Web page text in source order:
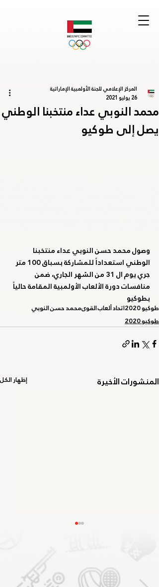
محمد النوبي عداء منتخبنا الوطني
يصل إلى طوكيو
المركز الإعلامي للجنة الأولمبية الإماراتية
26 يوليو 2021
وصول محمد حسن النوبي عداء منتخبنا
الوطني استعداداً للمشاركة بسباق 100 متر
جري يوم ال 31 من الشهر الجاري، ضمن
منافسات دورة الألعاب الأولمبية المقامة حالياً
بطوكيو
طوكيو 2020 اتحاد ألعاب القوىمحمد حسن النوبي
طوكيو 2020
المنشورات الأخيرة إظهار الكل